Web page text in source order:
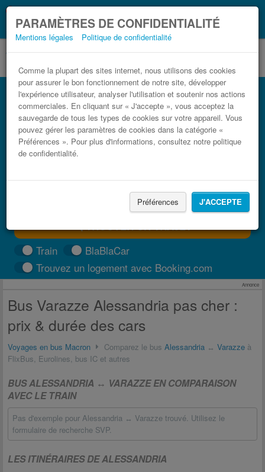
PARAMÈTRES DE CONFIDENTIALITÉ
Mentions légales Politique de confidentialité
Comme la plupart des sites internet, nous utilisons des cookies
pour assurer le bon fonctionnement de notre site, développer
l'expérience utilisateur, analyser l'utilisation et soutenir nos actions
commerciales. En cliquant sur « J'accepte », vous acceptez la
sauvegarde de tous les types de cookies sur votre appareil. Vous
pouvez gérer les paramètres de cookies dans la catégorie «
Préférences ». Pour plus d'informations, consultez notre politique
de confidentialité.
Préférences J'ACCEPTE
Coronavirus (COVID-19):Ce que vous devez
savoir, lorsque vous voyagez
Bus Alessandria Varazze pas cher
Trouvez votre billet de bus moins cher
TROUVER UN TRAJET
Train
BlaBlaCar
Trouvez un logement avec Booking.com
Annonce
Bus Varazze Alessandria pas cher :
prix & durée des cars
Voyages en bus Macron Comparez le bus Alessandria ↔ Varazze à
FlixBus, Eurolines, bus IC et autres
BUS ALESSANDRIA ↔ VARAZZE EN COMPARAISON
AVEC LE TRAIN
Pas d'exemple pour Alessandria ↔ Varazze trouvé. Utilisez le
formulaire de recherche SVP.
LES ITINÉRAIRES DE ALESSANDRIA